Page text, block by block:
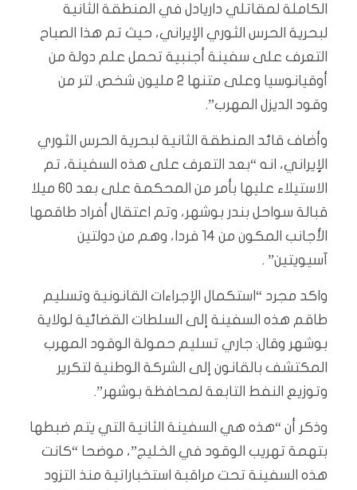
الكاملة لمقاتلي داريادل في المنطقة الثانية
لبحرية الحرس الثوري الإيراني، حيث تم هذا الصباح
التعرف على سفينة أجنبية تحمل علم دولة من
أوقيانوسيا وعلى متنها 2 مليون شخص. لتر من
وقود الديزل المهرب”.
وأضاف قائد المنطقة الثانية لبحرية الحرس الثوري
الإيراني، انه “بعد التعرف على هذه السفينة، تم
الاستيلاء عليها بأمر من المحكمة على بعد 60 ميلا
قبالة سواحل بندر بوشهر، وتم اعتقال أفراد طاقمها
الأجانب المكون من 14 فردا، وهم من دولتين
آسيويتين” .
واكد مجرد “استكمال الإجراءات القانونية وتسليم
طاقم هذه السفينة إلى السلطات القضائية لولاية
بوشهر وقال: جاري تسليم حمولة الوقود المهرب
المكتشف بالقانون إلى الشركة الوطنية لتكرير
وتوزيع النفط التابعة لمحافظة بوشهر”.
وذكر أن “هذه هي السفينة الثانية التي يتم ضبطها
بتهمة تهريب الوقود في الخليج”، موضحا “كانت
هذه السفينة تحت مراقبة استخباراتية منذ التزود